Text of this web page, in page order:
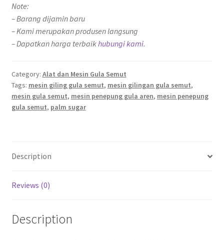
Note:
– Barang dijamin baru
– Kami merupakan produsen langsung
– Dapatkan harga terbaikhubungi kami.
Category: Alat dan Mesin Gula Semut
Tags: mesin giling gula semut, mesin gilingan gula semut,
mesin gula semut, mesin penepung gula aren, mesin penepung
gula semut, palm sugar
Description
Reviews (0)
Description